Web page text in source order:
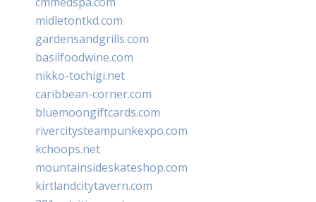
midletontkd.com
gardensandgrills.com
basilfoodwine.com
nikko-tochigi.net
caribbean-corner.com
bluemoongiftcards.com
rivercitysteampunkexpo.com
kchoops.net
mountainsideskateshop.com
kirtlandcitytavern.com